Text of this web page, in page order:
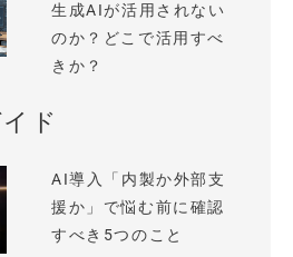
生成AIが活用されない
のか？どこで活用すべ
きか？
ド
AI導入「内製か外部支
援か」で悩む前に確認
すべき5つのこと